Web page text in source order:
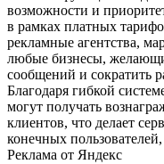
возможности и
в рамках платных
рекламные агентства,
любые бизнесы,
сообщений и сократить
Благодаря гибкой
могут получать
клиентов, что делает
конечных
Реклама от Яндекс